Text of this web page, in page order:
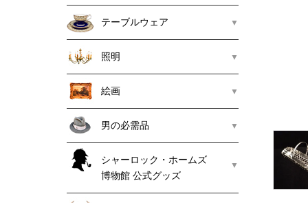
テーブルウェア
照明
絵画
男の必需品
シャーロック・ホームズ
博物館 公式グッズ